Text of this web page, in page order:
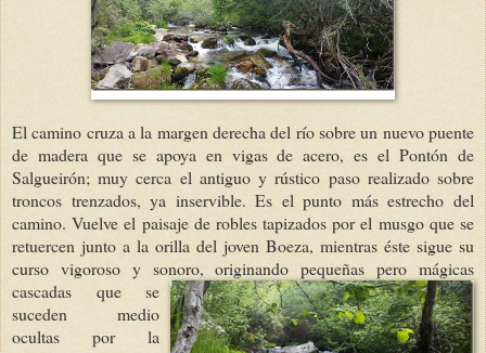
El camino cruza a la margen derecha del río sobre un nuevo puente
de madera que se apoya en vigas de acero, es el Pontón de
Salgueirón; muy cerca el antiguo y rústico paso realizado sobre
troncos trenzados, ya inservible. Es el punto más estrecho del
camino. Vuelve el paisaje de robles tapizados por el musgo que se
retuercen junto a la orilla del joven Boeza, mientras éste sigue su
curso vigoroso y sonoro, originando pequeñas pero mágicas
cascadas que se
suceden medio
ocultas por la